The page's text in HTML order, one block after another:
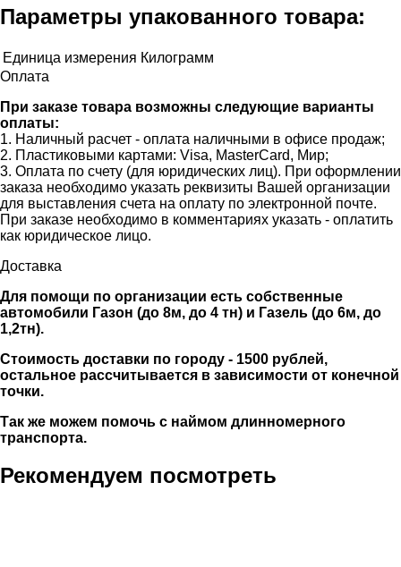
Параметры упакованного товара:
Единица измерения Килограмм
Оплата
При заказе товара возможны следующие варианты
оплаты:
1. Наличный расчет - оплата наличными в офисе продаж;
2. Пластиковыми картами: Visa, MasterCard, Мир;
3. Оплата по счету (для юридических лиц). При оформлении
заказа необходимо указать реквизиты Вашей организации
для выставления счета на оплату по электронной почте.
При заказе необходимо в комментариях указать - оплатить
как юридическое лицо.
Доставка
Для помощи по организации есть собственные
автомобили Газон (до 8м, до 4 тн) и Газель (до 6м, до
1,2тн).
Стоимость доставки по городу - 1500 рублей,
остальное рассчитывается в зависимости от конечной
точки.
Так же можем помочь с наймом длинномерного
транспорта.
Рекомендуем посмотреть